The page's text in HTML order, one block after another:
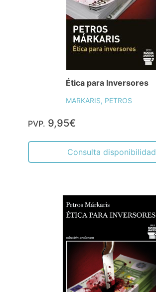
Ética para Inversores
MARKARIS, PETROS
PVP. 9,95€
Consulta disponibilidad